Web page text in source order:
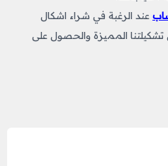
عند الرغبة في شراء اشكال
المميزة والحصول على